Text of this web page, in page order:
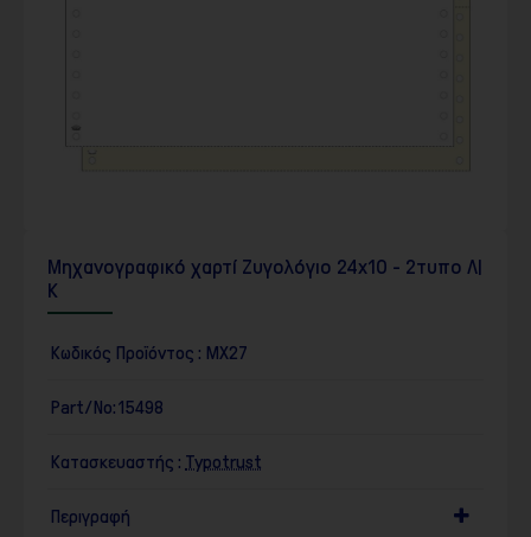
Μηχανογραφικό χαρτί Ζυγολόγιο 24x10 - 2τυπο Λ|
Κ
Κωδικός Προϊόντος : MX27
Part/No:15498
Κατασκευαστής : Typotrust
Περιγραφή